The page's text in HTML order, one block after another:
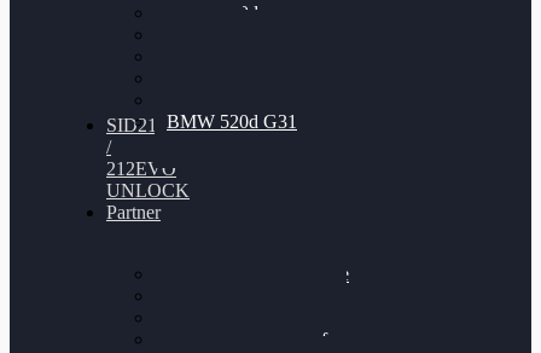
BMW 120d
BMW 520d G31
SID212
/
212EVO
UNLOCK
Partner
Bilgenroth Performance
Chiptuning Schüttorf